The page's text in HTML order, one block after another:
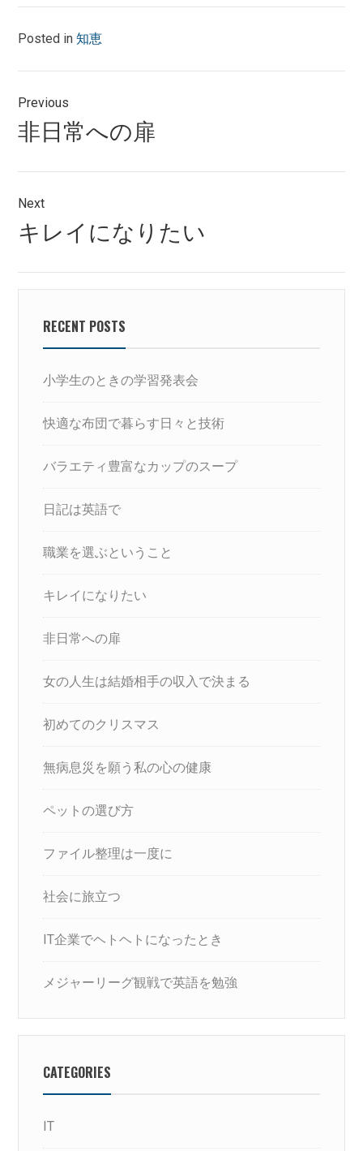
Posted in知恵
投
稿
ナ
ビ
ゲ
ー
シ
ョ
ン
Previous
Previous
post:
非日常への扉
Next
Next
post:
キレイになりたい
RECENT POSTS
小学生のときの学習発表会
快適な布団で暮らす日々と技術
バラエティ豊富なカップのスープ
日記は英語で
職業を選ぶということ
キレイになりたい
非日常への扉
女の人生は結婚相手の収入で決まる
初めてのクリスマス
無病息災を願う私の心の健康
ペットの選び方
ファイル整理は一度に
社会に旅立つ
IT企業でヘトヘトになったとき
メジャーリーグ観戦で英語を勉強
CATEGORIES
IT